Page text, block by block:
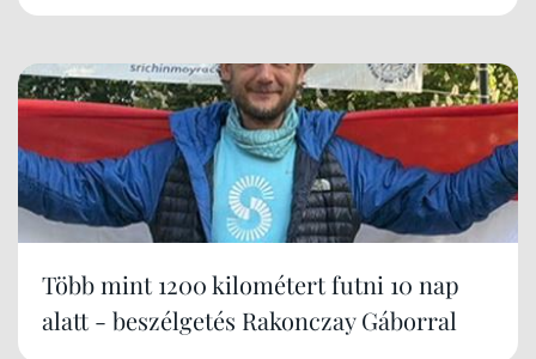
Több mint 1200 kilométert futni 10 nap
alatt - beszélgetés Rakonczay Gáborral